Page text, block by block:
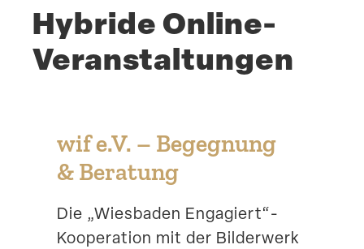
Aktions­woche 2026
Basis-Infos
Aktuelles
Kontakt
Hybride Online-
Veranstaltungen
wif e.V. – Begegnung
& Beratung
Die „Wiesbaden Engagiert“-
Koope­ration mit der Bilderwerk